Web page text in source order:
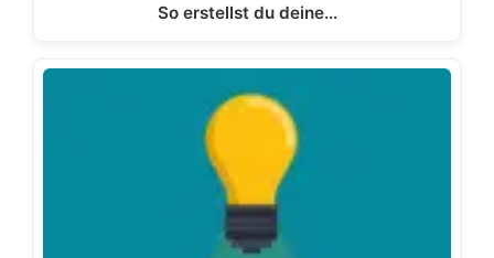
So erstellst du deine…